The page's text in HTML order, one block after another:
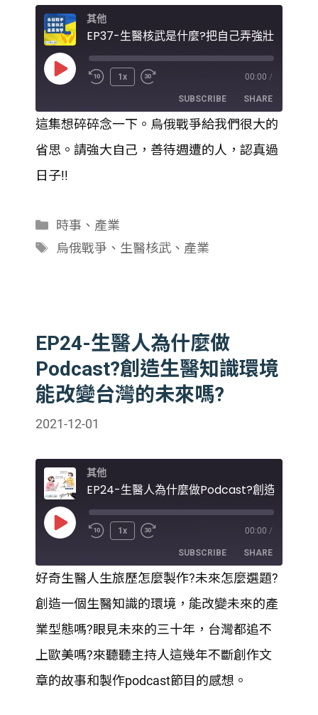
其他
Play
1x 00:00 /
SUBSCRIBE SHARE
RSS FEED
SHARE
LINK
這集想碎碎念一下。烏俄戰爭給我們很大的
省思。請強大自己，善待週遭的人，認真過
日子!!
分
類
時事 、 產業
標
烏俄戰爭 、 生醫核武、 產業
EP24-生醫人為什麼做
Podcast?創造生醫知識環境
能改變台灣的未來嗎?
2021-12-01
其他
Play
1x 00:00 /
SUBSCRIBE SHARE
RSS FEED
SHARE
LINK
EMBED
好奇生醫人生旅歷怎麼製作?未來怎麼選題?
創造一個生醫知識的環境，能改變未來的產
業型態嗎?眼見未來的三十年，台灣都追不
上歐美嗎?來聽聽主持人這幾年不斷創作文
章的故事和製作podcast節目的感想。